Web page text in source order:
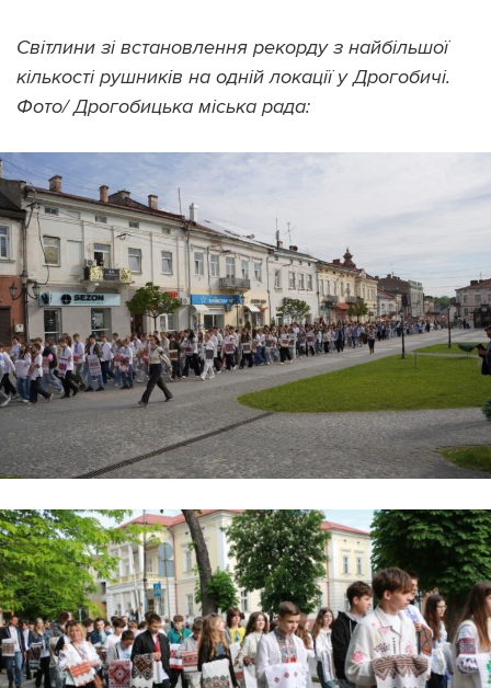
Світлини зі встановлення рекорду з найбільшої
кількості рушників на одній локації у Дрогобичі.
Фото/ Дрогобицька міська рада: